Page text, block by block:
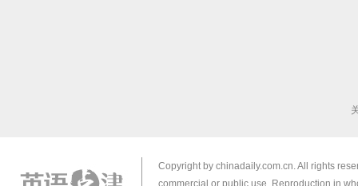
Copyright by chinadaily.com.cn. All rights
commercial or public use. Reproduction in